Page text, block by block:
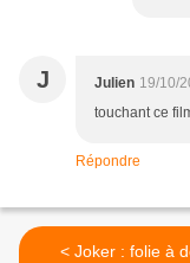
J Julien 19/10/
touchant ce
Répondre
< Joker : folie à